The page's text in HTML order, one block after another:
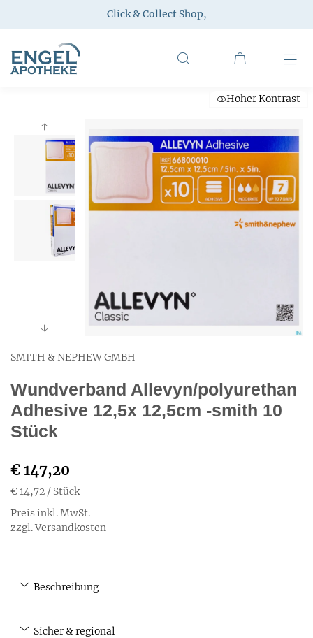
Click & Collect Shop,
Hoher Kontrast
SMITH & NEPHEW GMBH
Wundverband Allevyn/polyurethan
Adhesive 12,5x 12,5cm -smith 10
Stück
€ 147,20
€ 14,72 / Stück
Preis inkl. MwSt.
zzgl. Versandkosten
Beschreibung
Sicher & regional